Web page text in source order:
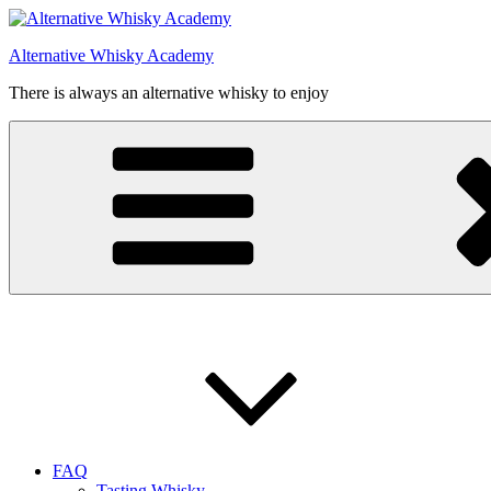
Videre
indhold
Alternative Whisky Academy
There is always an alternative whisky to enjoy
FAQ